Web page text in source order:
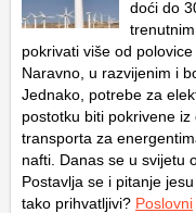
doći do
pokrivati više od
Naravno, u razvijenim i
Jednako, potrebe za
postotku biti pokrivene
transporta za
nafti. Danas se u svijetu
Postavlja se i pitanje
tako prihvatljivi? Poslovni